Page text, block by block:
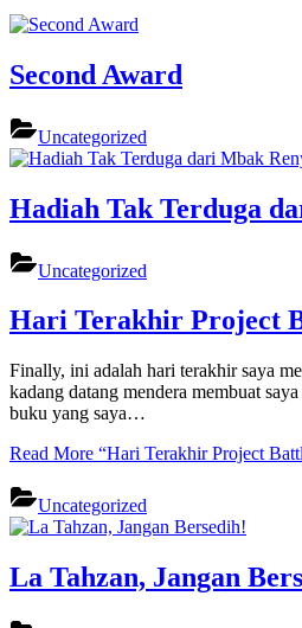
Second Award
Uncategorized
Hadiah Tak Terduga
Uncategorized
Hari Terakhir Project
Finally, ini adalah hari terakhir saya
kadang datang mendera membuat
buku yang saya…
Read More “Hari Terakhir Project
Uncategorized
La Tahzan, Jangan